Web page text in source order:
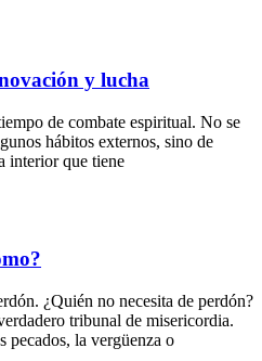
y lucha
de combate espiritual. No se
hábitos externos, sino de
interior que tiene
¿Quién no necesita de perdón?
tribunal de misericordia.
pecados, la vergüenza o